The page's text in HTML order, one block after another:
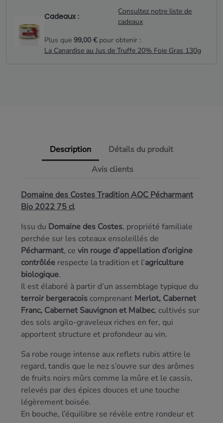
Cadeaux :
Consultez notre liste de
cadeaux
Plus que 99,00 €pour obtenir :
La Canardise au Jus de Truffe 20% Foie Gras 130g
Description
Détails du produit
Avis clients
Domaine des Costes Tradition AOC Pécharmant
Bio 2022 75 cl
Issu du Domaine des Costes, propriété familiale
perchée sur les coteaux ensoleillés de
Pécharmant, ce vin rouge d’appellation d’origine
contrôlée respecte la tradition et l’agriculture
biologique.
Il est élaboré à partir d’un assemblage typique du
terroir bergeracois comprenant Merlot, Cabernet
Franc, Cabernet Sauvignon et Malbec, cultivés sur
des sols argilo-graveleux riches en fer, qui
apportent structure et profondeur au vin.
Sa robe rouge intense aux reflets rubis attire le
regard, tandis que le nez s’ouvre sur des arômes
de fruits noirs mûrs comme la mûre et le cassis,
relevés par des épices douces et une touche
légèrement boisée.
En bouche, l’équilibre se révèle entre rondeur et